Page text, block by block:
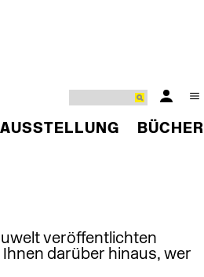
AUSSTELLUNG BÜCHER
veröffentlichten
darüber hinaus, wer